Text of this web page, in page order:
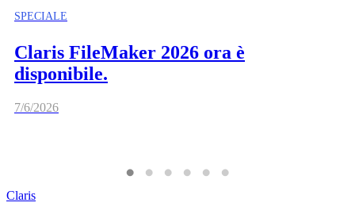
SPECIALE
Claris FileMaker 2026 ora è
disponibile.
7/6/2026
Claris